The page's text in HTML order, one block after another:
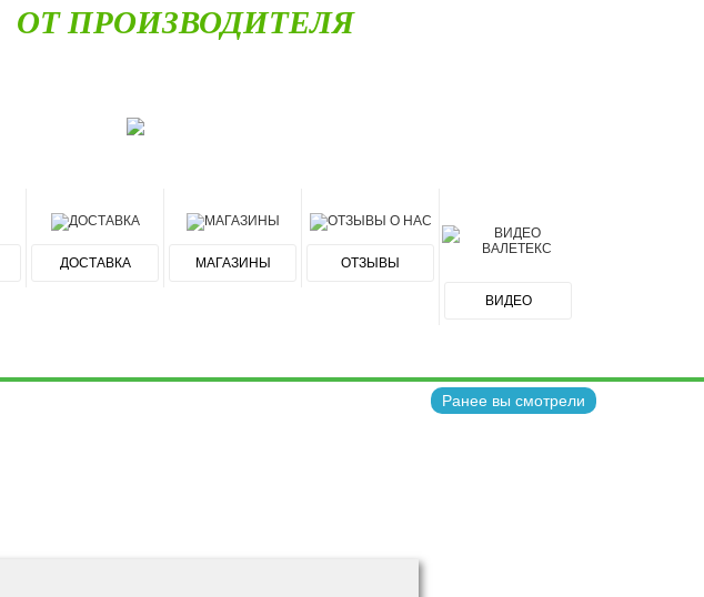
ОТ ПРОИЗВОДИТЕЛЯ
ДОСТАВКА МАГАЗИНЫ ОТЗЫВЫ
ВИДЕО
Ранее вы смотрели